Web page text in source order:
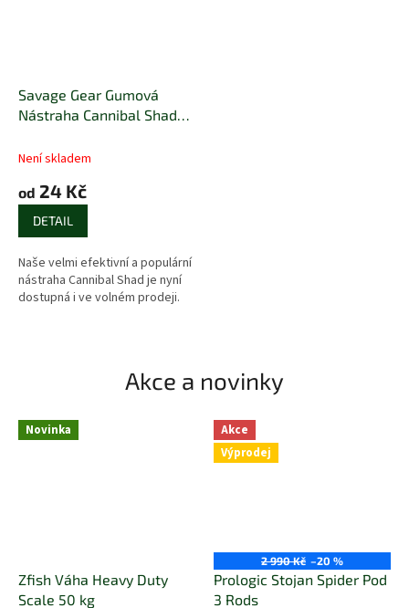
Savage Gear Gumová
Nástraha Cannibal Shad
Není skladem
od 24 Kč
DETAIL
Naše velmi efektivní a populární
nástraha Cannibal Shad je nyní
dostupná i ve volném prodeji.
Akce a novinky
Novinka
Zfish Váha Heavy Duty
Scale 50 kg
Akce
Výprodej
2 990 Kč –20 %
Prologic Stojan Spider Pod
3 Rods